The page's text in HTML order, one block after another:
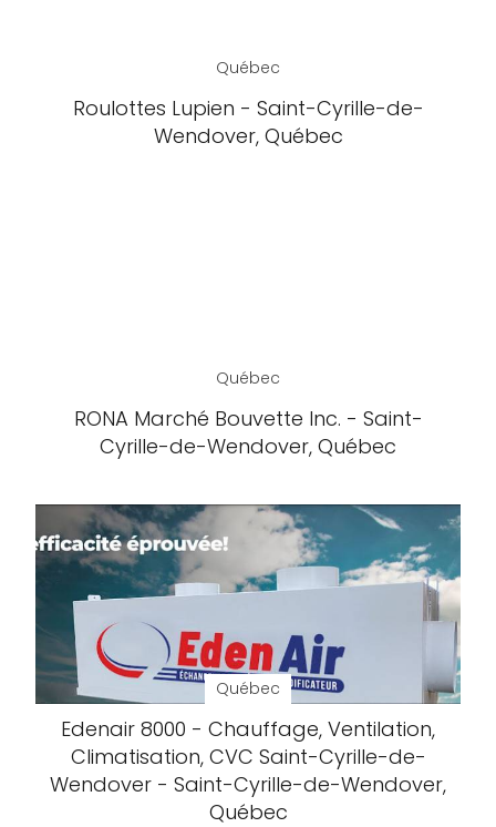
Québec
Roulottes Lupien - Saint-Cyrille-de-
Wendover, Québec
Québec
RONA Marché Bouvette Inc. - Saint-
Cyrille-de-Wendover, Québec
Québec
Edenair 8000 - Chauffage, Ventilation,
Climatisation, CVC Saint-Cyrille-de-
Wendover - Saint-Cyrille-de-Wendover,
Québec